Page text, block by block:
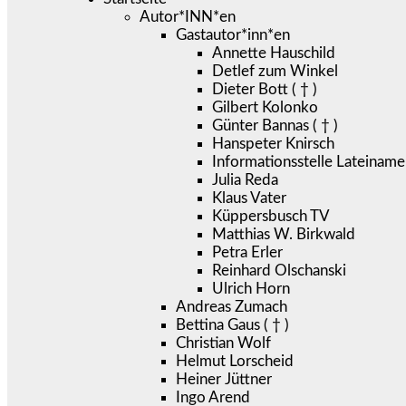
Autor*INN*en
Gastautor*inn*en
Annette Hauschild
Detlef zum Winkel
Dieter Bott ( † )
Gilbert Kolonko
Günter Bannas ( † )
Hanspeter Knirsch
Informationsstelle
Julia Reda
Klaus Vater
Küppersbusch TV
Matthias W. Birkwald
Petra Erler
Reinhard Olschanski
Ulrich Horn
Andreas Zumach
Bettina Gaus ( † )
Christian Wolf
Helmut Lorscheid
Heiner Jüttner
Ingo Arend